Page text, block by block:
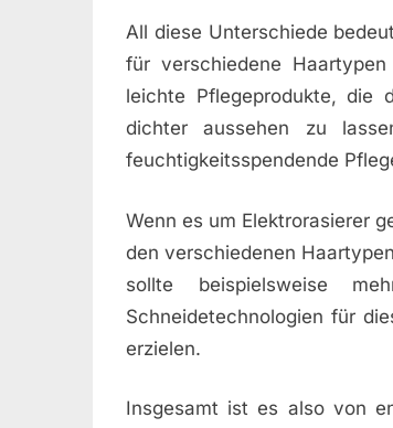
All diese Unterschiede
für verschiedene
leichte Pflegeprodukte, die
dichter aussehen zu
feuchtigkeitsspendende
Wenn es um Elektrorasierer
den verschiedenen
sollte beispielsweise
Schneidetechnologien für
erzielen.
Insgesamt ist es also von